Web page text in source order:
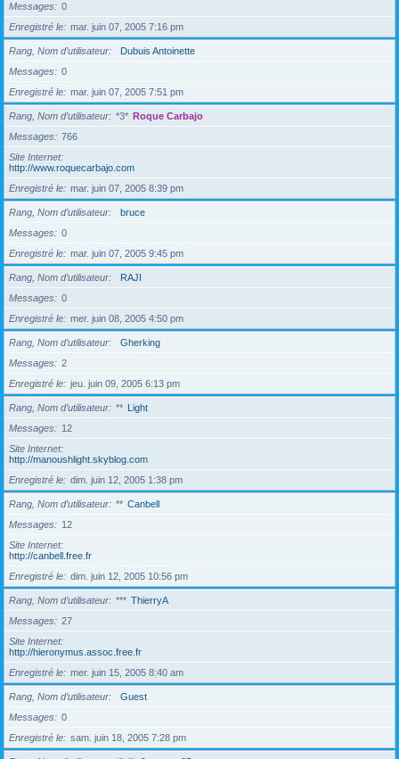
Messages
0
Enregistré le
mar. juin 07, 2005 7:16 pm
Rang, Nom d’utilisateur
Dubuis Antoinette
Messages
0
Enregistré le
mar. juin 07, 2005 7:51 pm
Rang, Nom d’utilisateur *3* Roque Carbajo
Messages
766
Site Internet
http://www.roquecarbajo.com
Enregistré le
mar. juin 07, 2005 8:39 pm
Rang, Nom d’utilisateur
bruce
Messages
0
Enregistré le
mar. juin 07, 2005 9:45 pm
Rang, Nom d’utilisateur
RAJI
Messages
0
Enregistré le
mer. juin 08, 2005 4:50 pm
Rang, Nom d’utilisateur
Gherking
Messages
2
Enregistré le
jeu. juin 09, 2005 6:13 pm
Rang, Nom d’utilisateur ** Light
Messages
12
Site Internet
http://manoushlight.skyblog.com
Enregistré le
dim. juin 12, 2005 1:38 pm
Rang, Nom d’utilisateur ** Canbell
Messages
12
Site Internet
http://canbell.free.fr
Enregistré le
dim. juin 12, 2005 10:56 pm
Rang, Nom d’utilisateur *** ThierryA
Messages
27
Site Internet
http://hieronymus.assoc.free.fr
Enregistré le
mer. juin 15, 2005 8:40 am
Rang, Nom d’utilisateur
Guest
Messages
0
Enregistré le
sam. juin 18, 2005 7:28 pm